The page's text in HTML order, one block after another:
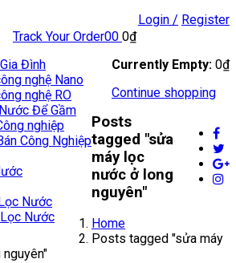
Login / Register
0 0₫
Currently Empty: 0₫
Continue shopping
0
Track Your Order
Đình
nghệ Nano
nghệ RO
Để Gầm
nghiệp
Công Nghiệp
Nước
Nước
Posts
tagged "sửa
máy lọc
nước ở long
nguyên"
Home
Posts tagged "sửa máy